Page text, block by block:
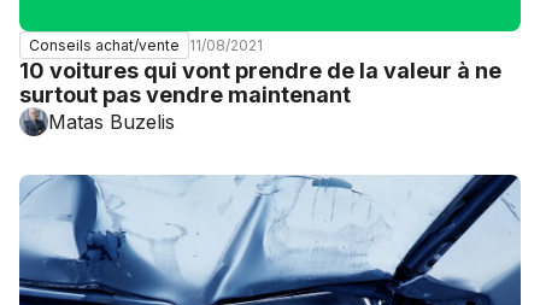
Conseils achat/vente 11/08/2021
10 voitures qui vont prendre de la valeur à ne
surtout pas vendre maintenant
Matas Buzelis